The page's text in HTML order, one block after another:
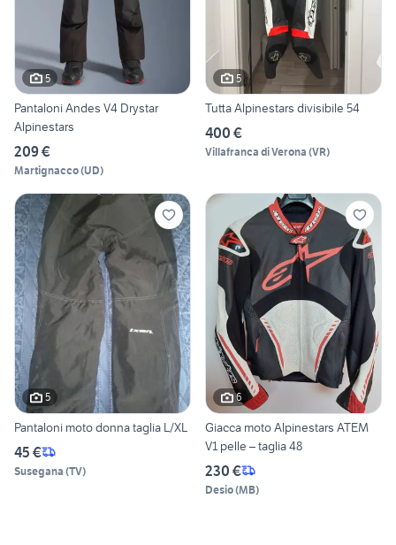
5
Pantaloni Andes V4 Drystar
Alpinestars
209 €
Martignacco(UD)
5
Tutta Alpinestars divisibile 54
400 €
Villafranca di Verona (VR)
5
Pantaloni moto donna taglia L/XL
45 €
Susegana (TV)
6
Giacca moto Alpinestars ATEM
V1 pelle – taglia 48
230 €
Desio(MB)